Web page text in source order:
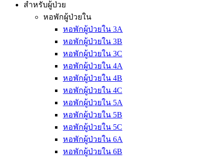
สำหรับผู้ป่วย
หอพักผู้ป่วยใน
หอพักผู้ป่วยใน 3A
หอพักผู้ป่วยใน 3B
หอพักผู้ป่วยใน 3C
หอพักผู้ป่วยใน 4A
หอพักผู้ป่วยใน 4B
หอพักผู้ป่วยใน 4C
หอพักผู้ป่วยใน 5A
หอพักผู้ป่วยใน 5B
หอพักผู้ป่วยใน 5C
หอพักผู้ป่วยใน 6A
หอพักผู้ป่วยใน 6B